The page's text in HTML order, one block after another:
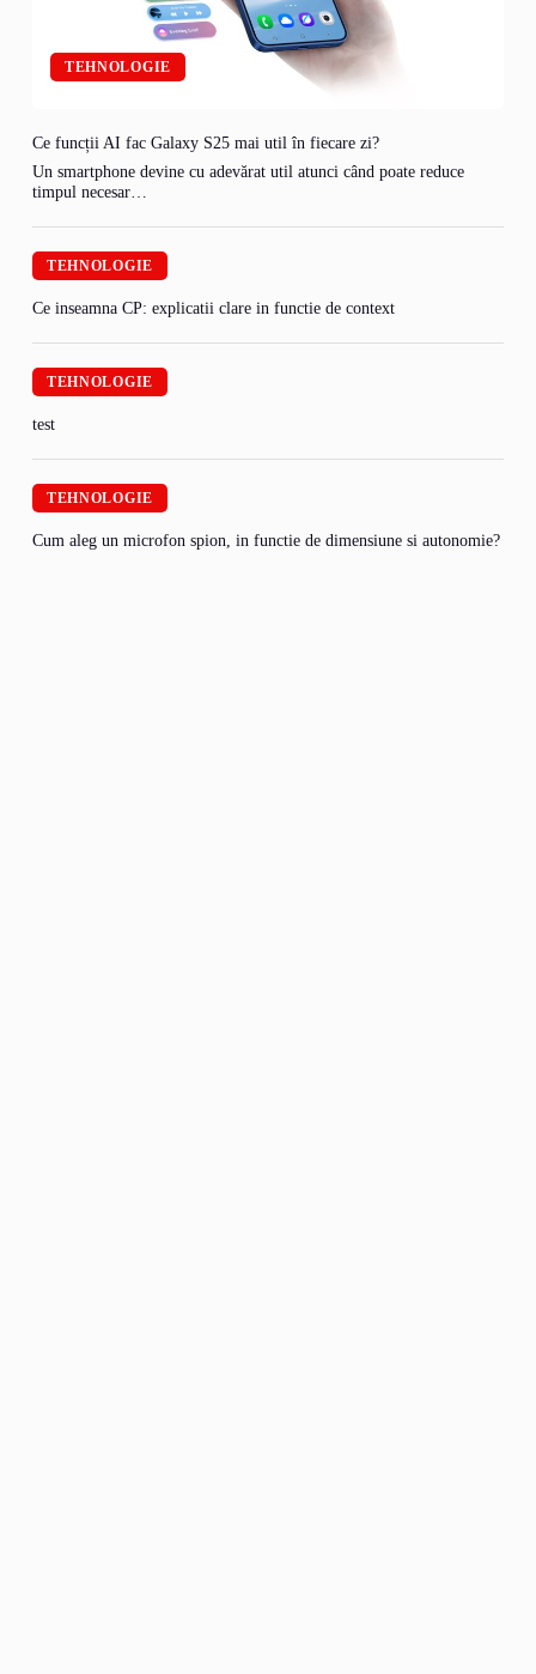
TEHNOLOGIE
Ce funcții AI fac Galaxy S25 mai util în fiecare zi?
Un smartphone devine cu adevărat util atunci când poate reduce
timpul necesar…
TEHNOLOGIE
Ce inseamna CP: explicatii clare in functie de context
TEHNOLOGIE
test
TEHNOLOGIE
Cum aleg un microfon spion, in functie de dimensiune si autonomie?